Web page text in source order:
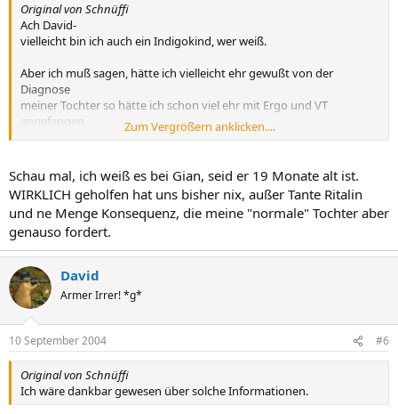
Original von Schnüffi
Ach David-
vielleicht bin ich auch ein Indigokind, wer weiß.
Aber ich muß sagen, hätte ich vielleicht ehr gewußt von der
Diagnose
meiner Tochter so hätte ich schon viel ehr mit Ergo und VT
angefangen,
vielleicht wäre alles nicht so hart gekommen.
Ich wäre dankbar gewesen über solche Informationen.
Zum Vergrößern anklicken....
Schau mal, ich weiß es bei Gian, seid er 19 Monate alt ist.
WIRKLICH geholfen hat uns bisher nix, außer Tante Ritalin
und ne Menge Konsequenz, die meine "normale" Tochter aber
genauso fordert.
David
Armer Irrer! *g*
10 September 2004 #6
Original von Schnüffi
Ich wäre dankbar gewesen über solche Informationen.